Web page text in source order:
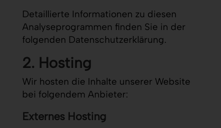
Detaillierte Informationen zu diesen
Analyseprogrammen finden Sie in der
folgenden Datenschutzerklärung.
2. Hosting
Wir hosten die Inhalte unserer Website
bei folgendem Anbieter:
Externes Hosting